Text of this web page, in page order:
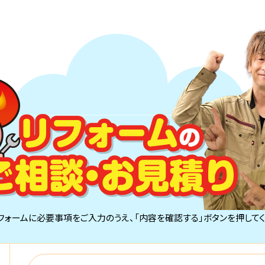
ームに必要事項をご入力のうえ、「内容を確認する」ボタンを押して